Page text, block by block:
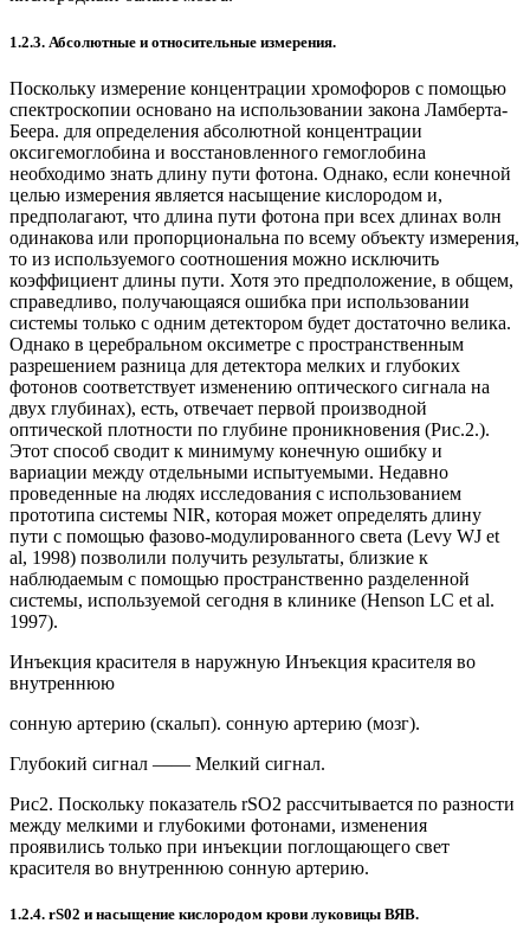
1.2.3. Абсолютные и относительные измерения.
Поскольку измерение концентрации хромофоров с помощью
спектроскопии основано на использовании закона Ламберта-
Беера. для определения абсолютной концентрации
оксигемоглобина и восстановленного гемоглобина
необходимо знать длину пути фотона. Однако, если конечной
целью измерения является насыщение кислородом и,
предполагают, что длина пути фотона при всех длинах волн
одинакова или пропорциональна по всему объекту измерения,
то из используемого соотношения можно исключить
коэффициент длины пути. Хотя это предположение, в общем,
справедливо, получающаяся ошибка при использовании
системы только с одним детектором будет достаточно велика.
Однако в церебральном оксиметре с пространственным
разрешением разница для детектора мелких и глубоких
фотонов соответствует изменению оптического сигнала на
двух глубинах), есть, отвечает первой производной
оптической плотности по глубине проникновения (Рис.2.).
Этот способ сводит к минимуму конечную ошибку и
вариации между отдельными испытуемыми. Недавно
проведенные на людях исследования с использованием
прототипа системы NIR, которая может определять длину
пути с помощью фазово-модулированного света (Levy WJ et
al, 1998) позволили получить результаты, близкие к
наблюдаемым с помощью пространственно разделенной
системы, используемой сегодня в клинике (Henson LC et al.
1997).
Инъекция красителя в наружную Инъекция красителя во
внутреннюю
сонную артерию (скальп). сонную артерию (мозг).
Глубокий сигнал —— Мелкий сигнал.
Рис2. Поскольку показатель rSO2 рассчитывается по разности
между мелкими и глу6окими фотонами, изменения
проявились только при инъекции поглощающего свет
красителя во внутреннюю сонную артерию.
1.2.4. rS02 и насыщение кислородом крови луковицы ВЯВ.